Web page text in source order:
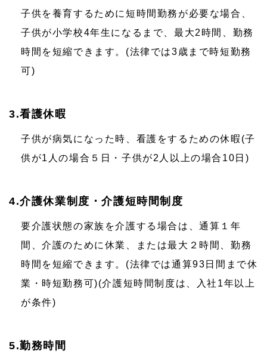
子供を養育するために短時間勤務が必要な場合、
子供が小学校4年生になるまで、最大2時間、勤務
時間を短縮できます。(法律では3歳まで時短勤務
可)
3.看護休暇
子供が病気になった時、看護をするための休暇(子
供が1人の場合５日・子供が2人以上の場合10日)
4.介護休業制度・介護短時間制度
要介護状態の家族を介護する場合は、通算１年
間、介護のために休業、または最大２時間、勤務
時間を短縮できます。(法律では通算93日間まで休
業・時短勤務可)(介護短時間制度は、入社1年以上
が条件)
5.勤務時間